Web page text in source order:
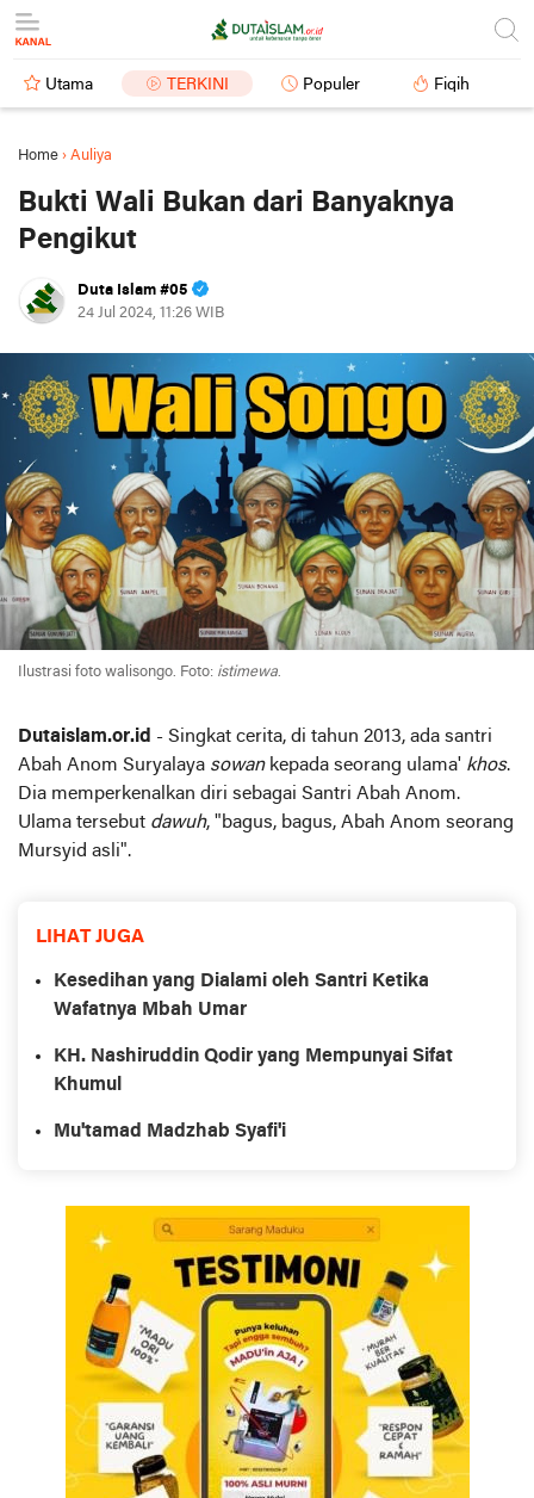
Utama TERKINI Populer Fiqih
Home › Auliya
Bukti Wali Bukan dari Banyaknya
Pengikut
Duta Islam #05
24 Jul 2024, 11:26 WIB
Ilustrasi foto walisongo. Foto: istimewa.
Dutaislam.or.id - Singkat cerita, di tahun 2013, ada santri
Abah Anom Suryalaya sowankepada seorang ulama' khos.
Dia memperkenalkan diri sebagai Santri Abah Anom.
Ulama tersebut dawuh, "bagus, bagus, Abah Anom seorang
Mursyid asli".
LIHAT JUGA
Kesedihan yang Dialami oleh Santri Ketika
Wafatnya Mbah Umar
KH. Nashiruddin Qodir yang Mempunyai Sifat
Khumul
Mu'tamad Madzhab Syafi'i